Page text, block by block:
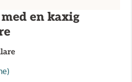
en kaxig